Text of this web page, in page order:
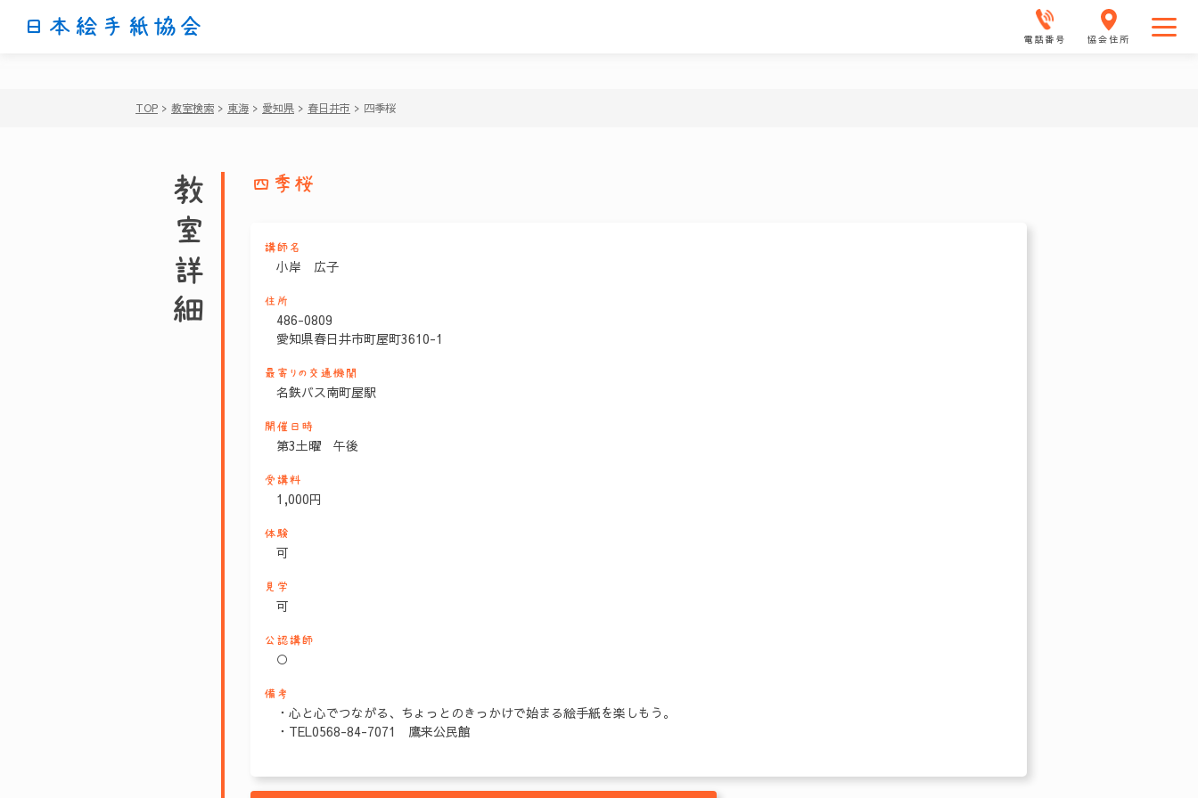
日本絵手紙協会 電話番号 協会住所
TOP > 教室検索 > 東海 > 愛知県 > 春日井市 > 四季桜
教室詳細 四季桜
講師名
小岸 広子
住所
486-0809
愛知県春日井市町屋町3610-1
最寄りの交通機関
名鉄バス南町屋駅
開催日時
第3土曜 午後
受講料
1,000円
体験
可
見学
可
公認講師
○
備考
・心と心でつながる、ちょっとのきっかけで始まる絵手紙を楽しもう。
・TEL0568-84-7071 鷹来公民館